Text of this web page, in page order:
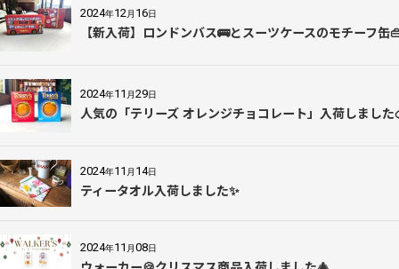
2024年12 月 16日
【新入荷】ロンドンバス🚌とスーツケースのモチーフ缶
2024年11 月29日
人気の「テリーズ オレンジチョコレート」入荷しました
2024年11 月 14日
ティータオル入荷しました✨
2024年11 月08日